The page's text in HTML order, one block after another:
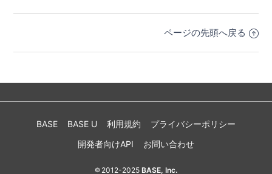
ページの先頭へ戻る
BASE BASE U 利用規約
プライバシーポリシー
開発者向けAPI
お問い合わせ
© 2012-2025BASE, Inc.